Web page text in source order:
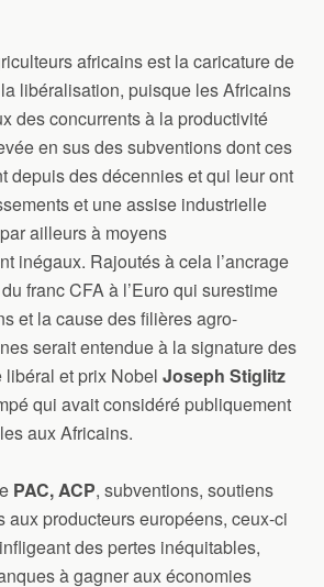
africains est la caricature de
libéralisation, puisque les Africains
des concurrents à la productivité
en sus des subventions dont ces
depuis des décennies et qui leur ont
et une assise industrielle
ailleurs à moyens
inégaux. Rajoutés à cela l’ancrage
franc CFA à l’Euro qui surestime
et la cause des filières agro-
serait entendue à la signature des
libéral et prix Nobel Joseph Stiglitz
qui avait considéré publiquement
aux Africains.
PAC, ACP, subventions, soutiens
aux producteurs européens, ceux-ci
des pertes inéquitables,
à gagner aux économies